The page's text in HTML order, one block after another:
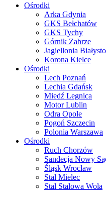
Ośrodki
Arka Gdynia
GKS Bełchatów
GKS Tychy
Górnik Zabrze
Jagiellonia
Korona Kielce
Ośrodki
Lech Poznań
Lechia Gdańsk
Miedź Legnica
Motor Lublin
Odra Opole
Pogoń Szczecin
Polonia Warszawa
Ośrodki
Ruch Chorzów
Sandecja Nowy
Śląsk Wrocław
Stal Mielec
Stal Stalowa Wola